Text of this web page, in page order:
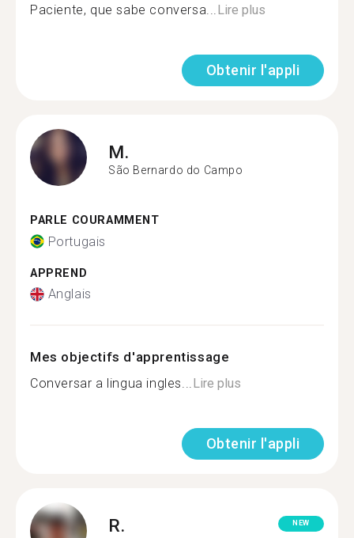
Paciente, que sabe conversa...Lire plus
Obtenir l'appli
M.
São Bernardo do Campo
PARLE COURAMMENT
Portugais
APPREND
Anglais
Mes objectifs d'apprentissage
Conversar a lingua ingles...Lire plus
Obtenir l'appli
R. NEW